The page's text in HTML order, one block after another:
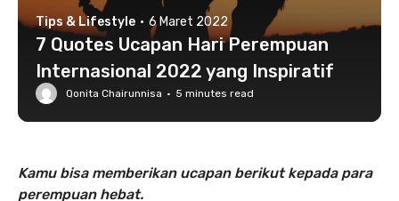
Tips & Lifestyle · 6 Maret 2022
7 Quotes Ucapan Hari Perempuan
Internasional 2022 yang Inspiratif
Qonita Chairunnisa · 5 minutes read
Kamu bisa memberikan ucapan berikut kepada para
perempuan hebat.